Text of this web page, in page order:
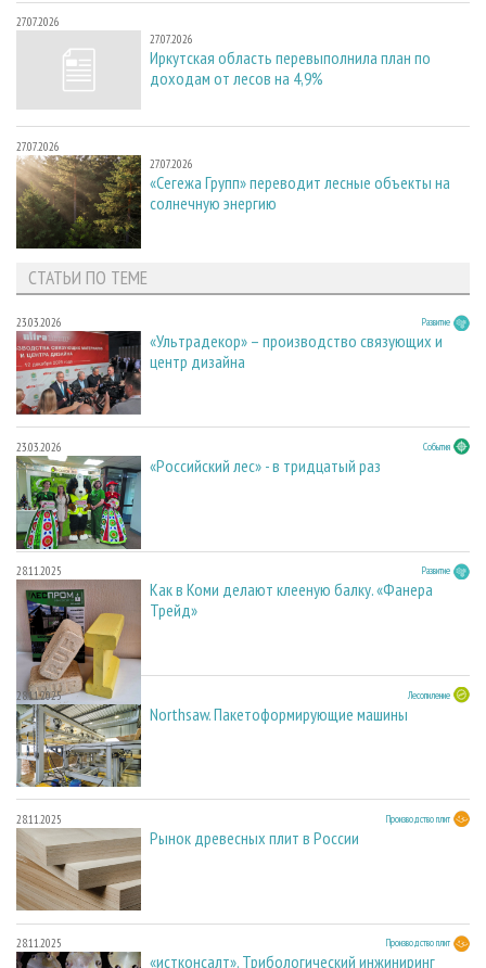
27.07.2026
27.07.2026
Иркутская область перевыполнила план по
доходам от лесов на 4,9%
27.07.2026
27.07.2026
«Сегежа Групп» переводит лесные объекты на
солнечную энергию
СТАТЬИ ПО ТЕМЕ
23.03.2026 Развитие
«Ультрадекор» – производство связующих и
центр дизайна
23.03.2026 События
«Российский лес» - в тридцатый раз
28.11.2025 Развитие
Как в Коми делают клееную балку. «Фанера
Трейд»
28.11.2025 Лесопиление
Northsaw. Пакетоформирующие машины
28.11.2025 Производство плит
Рынок древесных плит в России
28.11.2025 Производство плит
«истконсалт». Трибологический инжиниринг